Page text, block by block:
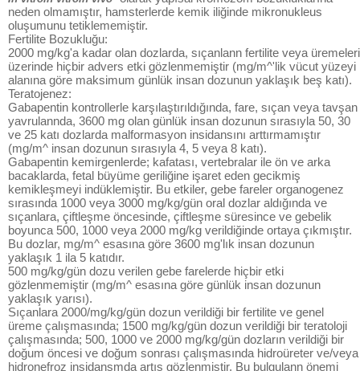
neden olmamıştır, hamsterlerde kemik iliğinde mikronukleus
oluşumunu tetiklememiştir.
Fertilite Bozukluğu:
2000 mg/kg'a kadar olan dozlarda, sıçanlann fertilite veya üremeleri
üzerinde hiçbir advers etki gözlenmemiştir (mg/m^'lik vücut yüzeyi
alanına göre maksimum günlük insan dozunun yaklaşık beş katı).
Teratojenez:
Gabapentin kontrollerle karşılaştırıldığında, fare, sıçan veya tavşan
yavrulannda, 3600 mg olan günlük insan dozunun sırasıyla 50, 30
ve 25 katı dozlarda malformasyon insidansını arttırmamıştır
(mg/m^ insan dozunun sırasıyla 4, 5 veya 8 katı).
Gabapentin kemirgenlerde; kafatası, vertebralar ile ön ve arka
bacaklarda, fetal büyüme geriliğine işaret eden gecikmiş
kemikleşmeyi indüklemiştir. Bu etkiler, gebe fareler organogenez
sırasında 1000 veya 3000 mg/kg/gün oral dozlar aldığında ve
sıçanlara, çiftleşme öncesinde, çiftleşme süresince ve gebelik
boyunca 500, 1000 veya 2000 mg/kg verildiğinde ortaya çıkmıştır.
Bu dozlar, mg/m^ esasına göre 3600 mg'lık insan dozunun
yaklaşık 1 ila 5 katıdır.
500 mg/kg/gün dozu verilen gebe farelerde hiçbir etki
gözlenmemiştir (mg/m^ esasına göre günlük insan dozunun
yaklaşık yarısı).
Sıçanlara 2000/mg/kg/gün dozun verildiği bir fertilite ve genel
üreme çalışmasında; 1500 mg/kg/gün dozun verildiği bir teratoloji
çalışmasında; 500, 1000 ve 2000 mg/kg/gün dozların verildiği bir
doğum öncesi ve doğum sonrası çalışmasında hidroüreter ve/veya
hidronefroz insidansmda artış gözlenmiştir. Bu bulgulann önemi